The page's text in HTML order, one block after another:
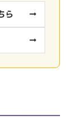
ら